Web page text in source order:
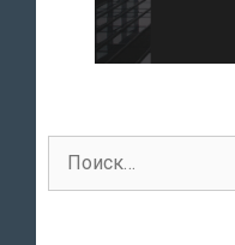
Поиск
для: